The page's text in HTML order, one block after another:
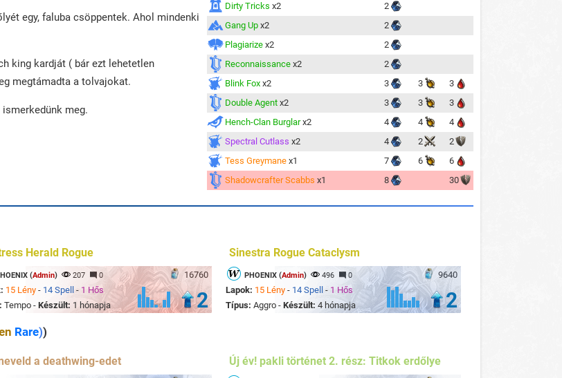
egy, faluba csöppentek. Ahol mindenki
king kardját ( bár ezt lehetetlen
megtámadta a tolvajokat.
meg.
Dirty Tricks x2
2
Gang Up x2
2
Plagiarize x2
2
Reconnaissance x2
2
Blink Fox x2 3 3
3
Double Agent x2 3 3
3
Hench-Clan Burglar x2 4 4
4
Spectral Cutlass x2 4 2
2
Tess Greymane x1 7 6
6
Shadowcrafter Scabbs x1 8 30
Herald Rogue
16760
(Admin) 207 0
15 Lény - 14 Spell - 1 Hős
Tempo - Készült: 1 hónapja 2
Sinestra Rogue Cataclysm
9640
PHOENIX (Admin) 496 0
Lapok: 15 Lény - 14 Spell - 1 Hős
Típus: Aggro - Készült: 4 hónapja 2
Rare))
a deathwing-edet Új év! pakli történet 2. rész: Titkok erdőlye